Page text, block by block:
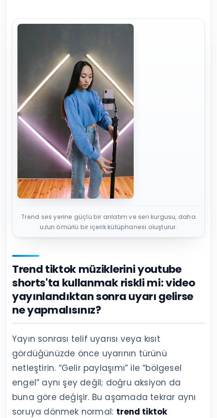
Trend ses yerine güçlü bir anlatım ve seri kurgusu, daha
uzun ömürlü bir içerik kütüphanesi oluşturur.
Trend tiktok müziklerini youtube
shorts'ta kullanmak riskli mi: video
yayınlandıktan sonra uyarı gelirse
ne yapmalısınız?
Yayın sonrası telif uyarısı veya kısıt
gördüğünüzde önce uyarının türünü
netleştirin. “Gelir paylaşımı” ile “bölgesel
engel” aynı şey değil; doğru aksiyon da
buna göre değişir. Bu aşamada tekrar aynı
soruya dönmek normal: trend tiktok